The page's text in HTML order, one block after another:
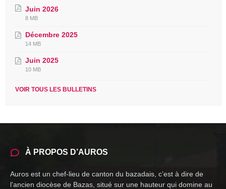
Juin 2026
File
pdf
File
8 MB
Décembre 2025
File
pdf
File
14 MB
Juin 2025
File
pdf
File
10 MB
VOIR TOUS LES BULLETINS
À PROPOS D’AUROS
Auros est un chef-lieu de canton du bazadais, c’est à dire de
l’ancien diocèse de Bazas, situé sur une hauteur qui domine au